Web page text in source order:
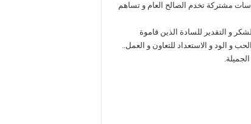
مشتركة تخدم الصالح العام و تساهم
و التقدير للسادة الذين قاموة
و الود و الاستعداد للتعاون و العمل..